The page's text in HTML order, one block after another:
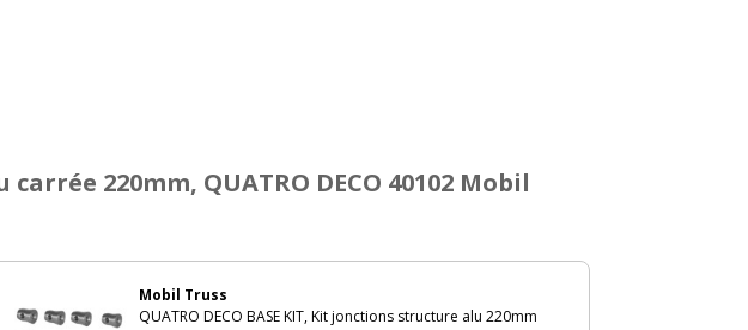
220mm, QUATRO DECO 40102 Mobil
Mobil Truss
QUATRO DECO BASE KIT, Kit jonctions structure alu 220mm